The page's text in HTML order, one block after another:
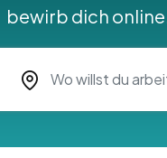
bewirb dich